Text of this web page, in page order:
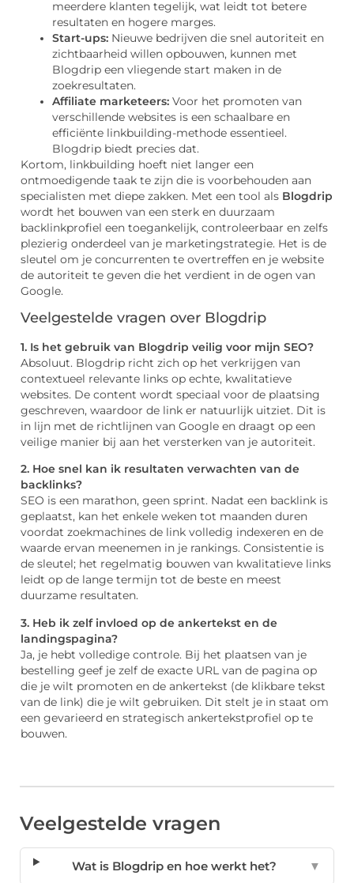
meerdere klanten tegelijk, wat leidt tot betere
resultaten en hogere marges.
Start-ups: Nieuwe bedrijven die snel autoriteit en
zichtbaarheid willen opbouwen, kunnen met
Blogdrip een vliegende start maken in de
zoekresultaten.
Affiliate marketeers: Voor het promoten van
verschillende websites is een schaalbare en
efficiënte linkbuilding-methode essentieel.
Blogdrip biedt precies dat.
Kortom, linkbuilding hoeft niet langer een
ontmoedigende taak te zijn die is voorbehouden aan
specialisten met diepe zakken. Met een tool als Blogdrip
wordt het bouwen van een sterk en duurzaam
backlinkprofiel een toegankelijk, controleerbaar en zelfs
plezierig onderdeel van je marketingstrategie. Het is de
sleutel om je concurrenten te overtreffen en je website
de autoriteit te geven die het verdient in de ogen van
Google.
Veelgestelde vragen over Blogdrip
1. Is het gebruik van Blogdrip veilig voor mijn SEO?
Absoluut. Blogdrip richt zich op het verkrijgen van
contextueel relevante links op echte, kwalitatieve
websites. De content wordt speciaal voor de plaatsing
geschreven, waardoor de link er natuurlijk uitziet. Dit is
in lijn met de richtlijnen van Google en draagt op een
veilige manier bij aan het versterken van je autoriteit.
2. Hoe snel kan ik resultaten verwachten van de
backlinks?
SEO is een marathon, geen sprint. Nadat een backlink is
geplaatst, kan het enkele weken tot maanden duren
voordat zoekmachines de link volledig indexeren en de
waarde ervan meenemen in je rankings. Consistentie is
de sleutel; het regelmatig bouwen van kwalitatieve links
leidt op de lange termijn tot de beste en meest
duurzame resultaten.
3. Heb ik zelf invloed op de ankertekst en de
landingspagina?
Ja, je hebt volledige controle. Bij het plaatsen van je
bestelling geef je zelf de exacte URL van de pagina op
die je wilt promoten en de ankertekst (de klikbare tekst
van de link) die je wilt gebruiken. Dit stelt je in staat om
een gevarieerd en strategisch ankertekstprofiel op te
bouwen.
Veelgestelde vragen
Wat is Blogdrip en hoe werkt het? ▼